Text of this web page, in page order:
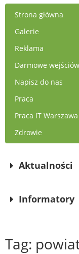
Strona główna
Galerie
Reklama
Darmowe
Napisz do nas
Praca
Praca IT Warszawa
Zdrowie
Aktualności
Informatory
Tag: